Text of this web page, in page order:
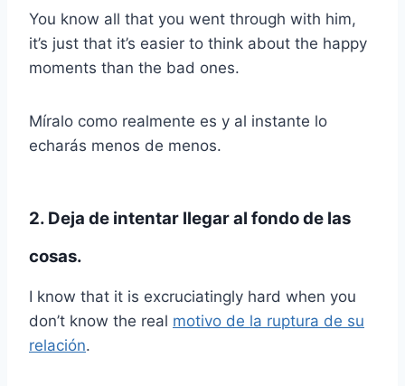
You know all that you went through with him,
it’s just that it’s easier to think about the happy
moments than the bad ones.
Míralo como realmente es y al instante lo
echarás menos de menos.
2. Deja de intentar llegar al fondo de las
cosas.
I know that it is excruciatingly hard when you
don’t know the real motivo de la ruptura de su
relación.